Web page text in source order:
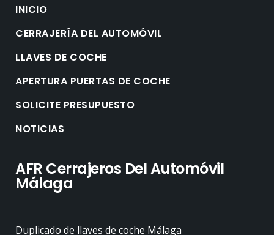
INICIO
CERRAJERÍA DEL AUTOMÓVIL
LLAVES DE COCHE
APERTURA PUERTAS DE COCHE
SOLICITE PRESUPUESTO
NOTICIAS
AFR Cerrajeros Del Automóvil
Málaga
Duplicado de llaves de coche Málaga